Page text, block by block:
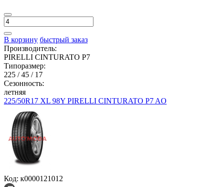
В корзину быстрый заказ
Производитель:
PIRELLI CINTURATO P7
Типоразмер:
225 / 45 / 17
Сезонность:
летняя
225/50R17 XL 98Y PIRELLI CINTURATO P7 AO
Код: к0000121012